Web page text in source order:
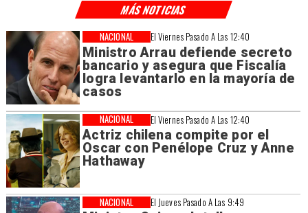
MÁS NOTICIAS
El Viernes Pasado A Las 12:40
Ministro Arrau defiende secreto
bancario y asegura que Fiscalía
logra levantarlo en la mayoría de
casos
NACIONAL
El Viernes Pasado A Las 12:40
Actriz chilena compite por el
Oscar con Penélope Cruz y Anne
Hathaway
NACIONAL
El Jueves Pasado A Las 9:49
NACIONAL